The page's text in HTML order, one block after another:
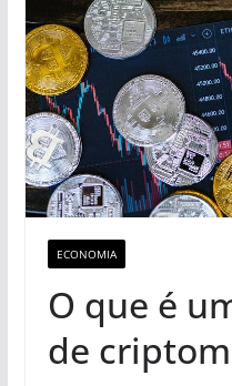
ECONOMIA
O que é
de